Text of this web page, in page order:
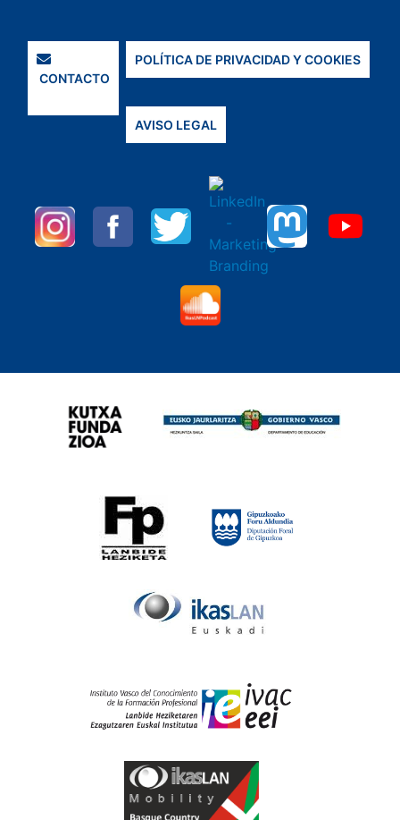
CONTACTO
POLÍTICA DE PRIVACIDAD Y COOKIES
AVISO LEGAL